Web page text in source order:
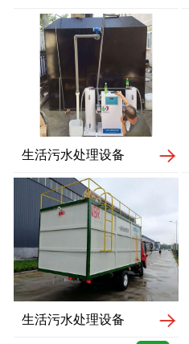
生活污水处理设备
生活污水处理设备